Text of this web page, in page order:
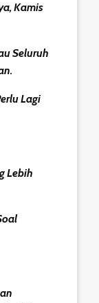
Kamis
Seluruh
Lagi
Lebih